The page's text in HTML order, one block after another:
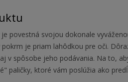
je povestná svojou dokonale
pokrm je priam lahôdkou pre oči.
v spôsobe jeho podávania. Na to,
paličky, ktoré vám poslúžia ako